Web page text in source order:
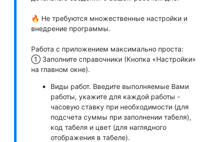
🔥 Не требуются множественные настройки и
внедрение программы.
Работа с приложением максимально проста:
➀ Заполните справочники (Кнопка «Настройки»
на главном окне).
Виды работ. Введите выполняемые Вами
работы, укажите для каждой работы -
часовую ставку при необходимости (для
подсчета суммы при заполнении табеля),
код табеля и цвет (для наглядного
отображения в табеле).